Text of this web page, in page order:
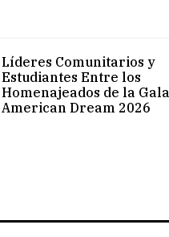
Líderes Comunitarios y
Estudiantes Entre los
Homenajeados de la Gala
American Dream 2026